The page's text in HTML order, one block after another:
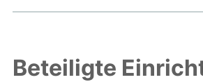
Beteiligte